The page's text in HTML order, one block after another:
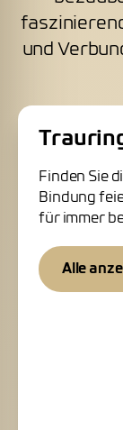
und
Finden Sie
Bindung
für immer
Alle